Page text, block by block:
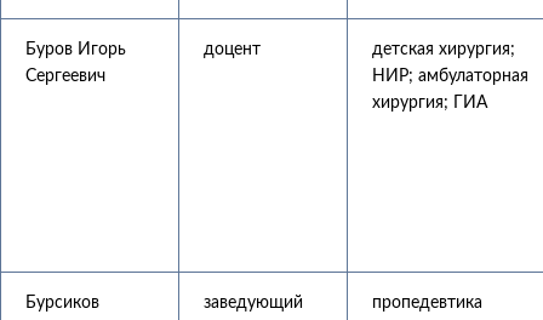
Буров Игорь
Сергеевич
доцент
детская хирургия;
НИР; амбулаторная
хирургия; ГИА
Бурсиков
заведующий
пропедевтика